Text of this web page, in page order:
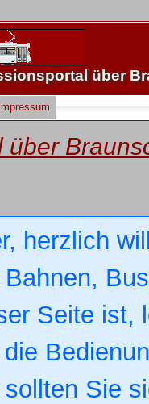
über
Impressum
über
herzlich
Seite
Sie